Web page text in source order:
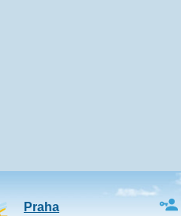
Praha